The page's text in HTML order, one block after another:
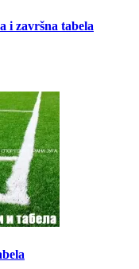
i završna tabela